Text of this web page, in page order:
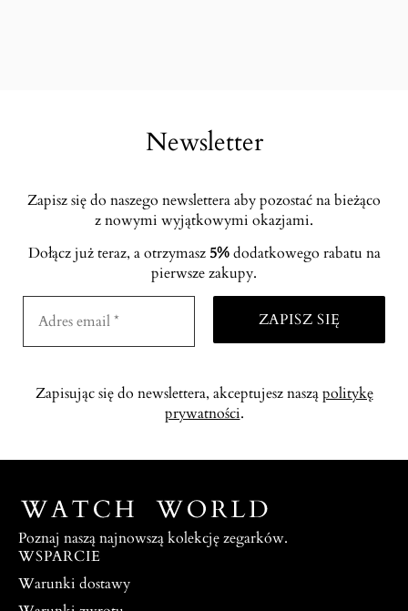
Newsletter
Zapisz się do naszego newslettera aby pozostać na bieżąco
z nowymi wyjątkowymi okazjami.
Dołącz już teraz, a otrzymasz 5%dodatkowego rabatu na
pierwsze zakupy.
Zapisując się do newslettera, akceptujesz nasząpolitykę
prywatności.
Poznaj naszą najnowszą kolekcję zegarków.
WSPARCIE
Warunki dostawy